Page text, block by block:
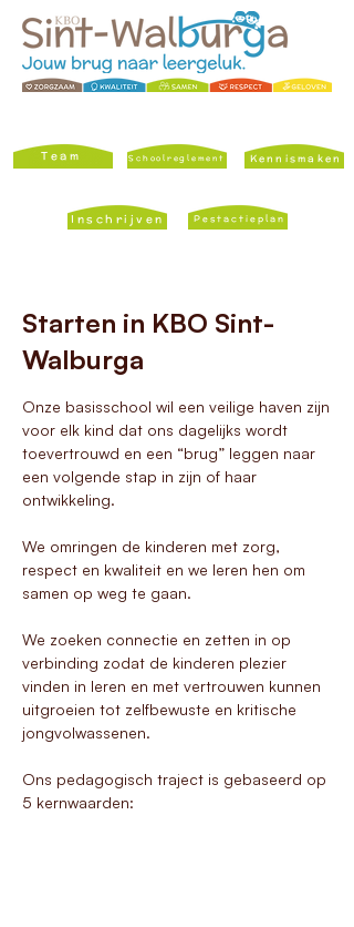
Team Schoolreglement Kennismaken
Inschrijven Pestactieplan
Starten in KBO Sint-
Walburga
Onze basisschool wil een veilige haven zijn
voor elk kind dat ons dagelijks wordt
toevertrouwd en een “brug” leggen naar
een volgende stap in zijn of haar
ontwikkeling.
We omringen de kinderen met zorg,
respect en kwaliteit en we leren hen om
samen op weg te gaan.
We zoeken connectie en zetten in op
verbinding zodat de kinderen plezier
vinden in leren en met vertrouwen kunnen
uitgroeien tot zelfbewuste en kritische
jongvolwassenen.
Ons pedagogisch traject is gebaseerd op
5 kernwaarden: